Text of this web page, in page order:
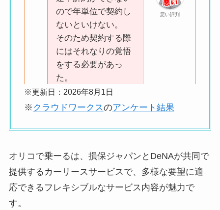
悪い評判
ので年単位で契約し
ないといけない。
そのため契約する際
にはそれなりの覚悟
をする必要があっ
た。
っても
若干プランに柔軟性
がないのは
※更新日：2026年8月1日
※ クラウドワークスのアンケート結果
オリコで乗ーるは、損保ジャパンとDeNAが共同で
提供するカーリースサービスで、多様な要望に適
応できるフレキシブルなサービス内容が魅力で
す。